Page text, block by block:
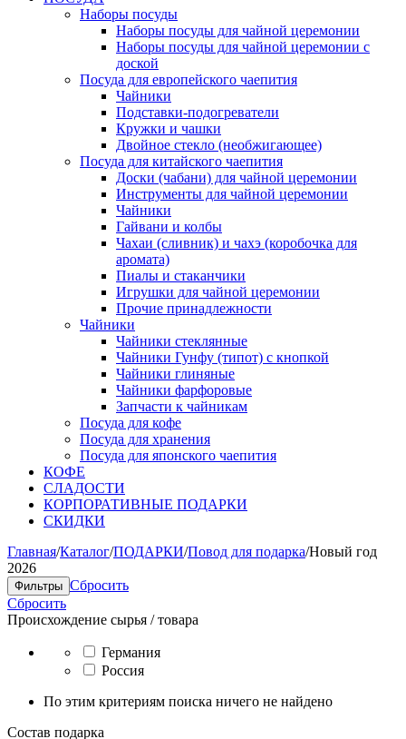
Наборы посуды
Наборы посуды для чайной церемонии
Наборы посуды для чайной церемонии с
доской
Посуда для европейского чаепития
Чайники
Подставки-подогреватели
Кружки и чашки
Двойное стекло (необжигающее)
Посуда для китайского чаепития
Доски (чабани) для чайной церемонии
Инструменты для чайной церемонии
Чайники
Гайвани и колбы
Чахаи (сливник) и чахэ (коробочка для
аромата)
Пиалы и стаканчики
Игрушки для чайной церемонии
Прочие принадлежности
Чайники
Чайники стеклянные
Чайники Гунфу (типот) с кнопкой
Чайники глиняные
Чайники фарфоровые
Запчасти к чайникам
Посуда для кофе
Посуда для хранения
Посуда для японского чаепития
КОФЕ
СЛАДОСТИ
КОРПОРАТИВНЫЕ ПОДАРКИ
СКИДКИ
Главная/Каталог/ПОДАРКИ/Повод для подарка/Новый год
2026
Фильтры Сбросить
Сбросить
Происхождение сырья / товара
Германия
Россия
По этим критериям поиска ничего не найдено
Состав подарка